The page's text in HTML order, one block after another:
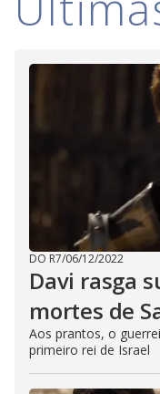
DO R7/06/12/2022
Davi rasga
mortes de
Aos prantos, o
primeiro rei de Israel